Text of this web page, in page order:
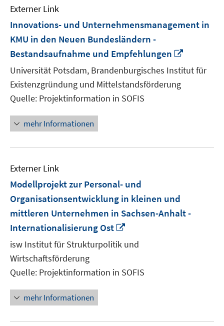
Externer Link
Innovations- und Unternehmensmanagement in
KMU in den Neuen Bundesländern -
Bestandsaufnahme und Empfehlungen
neuem
Fenster
Universität Potsdam, Brandenburgisches Institut für
Existenzgründung und Mittelstandsförderung
Quelle: Projektinformation in SOFIS
mehr Informationen
Externer Link
Modellprojekt zur Personal- und
Organisationsentwicklung in kleinen und
mittleren Unternehmen in Sachsen-Anhalt -
Internationalisierung Ost
neuem
Fenster
isw Institut für Strukturpolitik und
Wirtschaftsförderung
Quelle: Projektinformation in SOFIS
mehr Informationen